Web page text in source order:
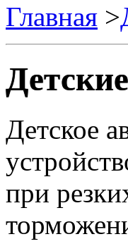
Главная >
Детское
при